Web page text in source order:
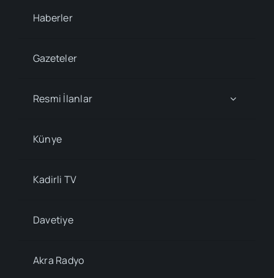
Haberler
Gazeteler
Resmi İlanlar
Künye
Kadirli TV
Davetiye
Akra Radyo